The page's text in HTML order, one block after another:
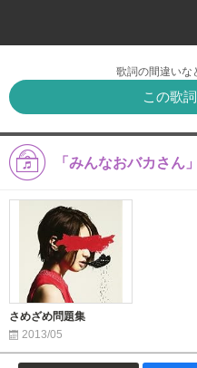
歌詞の間違いな
この歌
「みんなおバカさん
さめざめ問題集
2013/05